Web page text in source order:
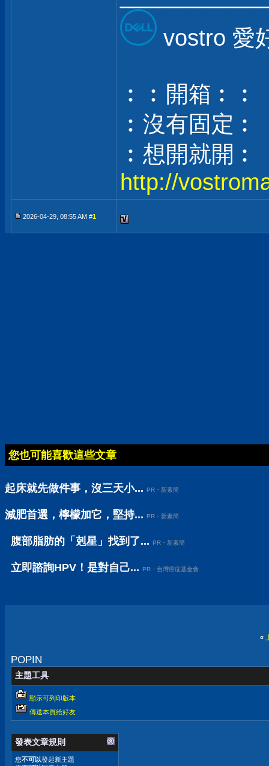
vostro 愛
︰︰開箱︰︰
︰沒有固定︰
︰想開就開︰
http://
2026-04-29, 08:55 AM #1
您也可能喜歡這些文章
起床就先做件事，沒三天小... PR・新素簡
減肥首選，檸檬加它，堅持... PR・新素簡
腹部脂肪的「剋星」找到了... PR・新素簡
立即諮詢HPV！是對自己... PR・台灣癌症基金會
«
POPIN
主題工具
顯示可列印版本
傳送本頁給好友
發表文章規則
您不可以發起新主題